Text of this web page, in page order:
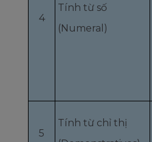
4
Tính từ số
(Numeral)
5
Tính từ chỉ thị